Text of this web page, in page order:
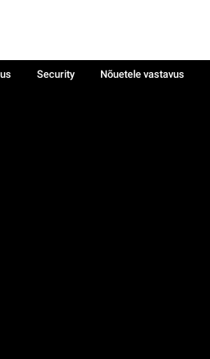
Security Nõuetele vastavus